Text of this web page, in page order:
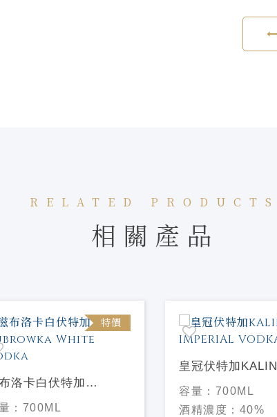
RELATED PRODUCTS
相關產品
特價
洛卡白伏特加
White Vodka
： 700ML
皇冠伏特加
IMPERIAL
容量： 700ML
酒精濃度： 40%